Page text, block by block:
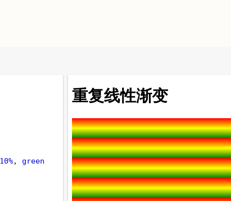
10%, green